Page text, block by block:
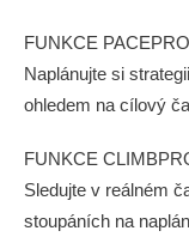
FUNKCE
Naplánujte si
ohledem na cílový
FUNKCE
Sledujte v reálném
stoupáních na